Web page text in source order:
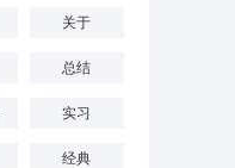
关于
总结
实习
经典